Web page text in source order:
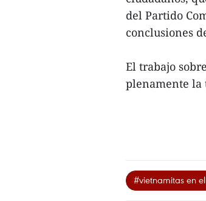
del Partido
conclusiones
El trabajo
plenamente la
#vietnamitas en